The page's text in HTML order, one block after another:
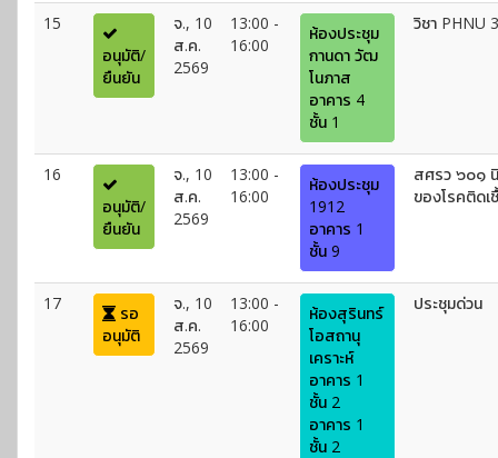
15
อนุมัติ/
ยืนยัน
จ., 10
ส.ค.
2569
13:00 -
16:00
ห้องประชุม
กานดา วัฒ
โนภาส
อาคาร 4
ชั้น 1
วิชา PHNU
16
อนุมัติ/
ยืนยัน
จ., 10
ส.ค.
2569
13:00 -
16:00
ห้องประชุม
1912
อาคาร 1
ชั้น 9
สศรว ๖๐๑ นิ
ของโรคติด
17
รอ
อนุมัติ
จ., 10
ส.ค.
2569
13:00 -
16:00
ห้องสุรินทร์
โอสถานุ
เคราะห์
อาคาร 1
ชั้น 2
อาคาร 1
ชั้น 2
ประชุมด่วน